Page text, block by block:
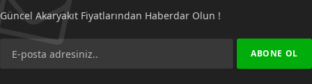
Güncel Akaryakıt Fiyatlarından Haberdar Olun !